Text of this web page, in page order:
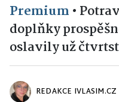
Premium •
doplňky
oslavily už
REDAKCE IVLASIM.CZ